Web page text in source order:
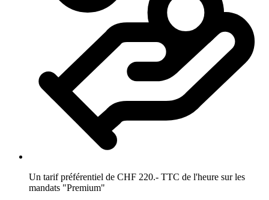
Un tarif préférentiel de CHF 220.- TTC de l'heure sur les
mandats "Premium"